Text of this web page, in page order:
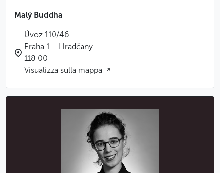
Malý Buddha
Úvoz 110/46
Praha 1 – Hradčany
118 00
Visualizza sulla mappa